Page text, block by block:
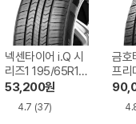
넥센타이어 i.Q 시
리즈1 195/65R15
장착비별도
53,200원
4.7 (37)
금호
프리
5/